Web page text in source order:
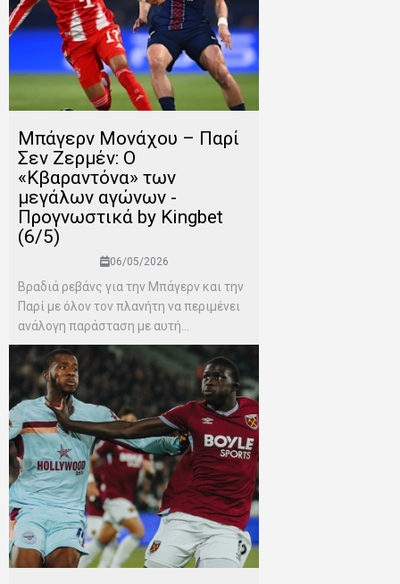
Μπάγερν Μονάχου – Παρί
Σεν Ζερμέν: Ο
«Κβαραντόνα» των
μεγάλων αγώνων -
Προγνωστικά by Kingbet
(6/5)
06/05/2026
Βραδιά ρεβάνς για την Μπάγερν και την
Παρί με όλον τον πλανήτη να περιμένει
ανάλογη παράσταση με αυτή...